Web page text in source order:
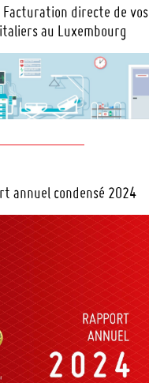
: Facturation directe de vos
au Luxembourg
annuel condensé 2024